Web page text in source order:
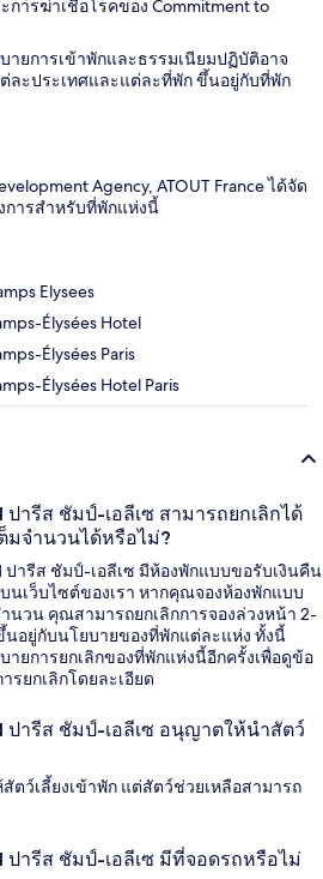
ารฆ่าเชื้อโรคของ Commitment to
ายการเข้าพักและธรรมเนียมปฏิบัติอาจ
ละประเทศและแต่ละที่พัก ขึ้นอยู่กับที่พัก
Agency, ATOUT France ได้จัด
การสำหรับที่พักแห่งนี้
Elysees
Élysées Hotel
Élysées Paris
Élysées Hotel Paris
ารีส ชัมป์-เอลีเซ สามารถยกเลิกได้
มจำนวนได้หรือไม่?
ปารีส ชัมป์-เอลีเซ มีห้องพักแบบขอรับเงินคืน
นเว็บไซต์ของเรา หากคุณจองห้องพักแบบ
นวน คุณสามารถยกเลิกการจองล่วงหน้า 2-
อยู่กับนโยบายของที่พักแต่ละแห่ง ทั้งนี้
ยการยกเลิกของที่พักแห่งนี้อีกครั้งเพื่อดูข้อ
รยกเลิกโดยละเอียด
ปารีส ชัมป์-เอลีเซ อนุญาตให้นำสัตว์
ตว์เลี้ยงเข้าพัก แต่สัตว์ช่วยเหลือสามารถ
ปารีส ชัมป์-เอลีเซ มีที่จอดรถหรือไม่